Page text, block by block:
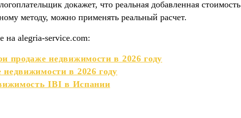
докажет, что реальная добавленная стоимость
методу, можно применять реальный расчет.
на alegria-service.com:
продаже недвижимости в 2026 году
в 2026 году
IBI в Испании